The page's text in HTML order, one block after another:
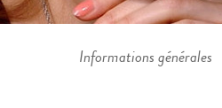
Informations générales